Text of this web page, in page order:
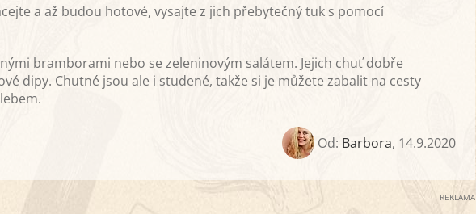
a až budou hotové, vysajte z jich přebytečný tuk s pomocí
bramborami nebo se zeleninovým salátem. Jejich chuť dobře
dipy. Chutné jsou ale i studené, takže si je můžete zabalit na cesty
Od: Barbora, 14.9.2020
REKLAMA